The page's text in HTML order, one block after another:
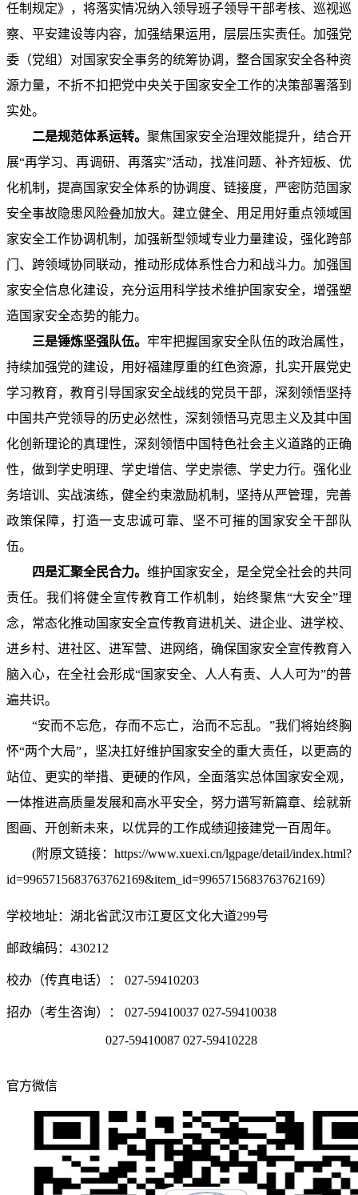
任制规定》，将落实情况纳入领导班子领导干部考核、巡视巡
察、平安建设等内容，加强结果运用，层层压实责任。加强党
委（党组）对国家安全事务的统筹协调，整合国家安全各种资
源力量，不折不扣把党中央关于国家安全工作的决策部署落到
实处。
二是规范体系运转。 聚焦国家安全治理效能提升，结合开
展“再学习、再调研、再落实”活动，找准问题、补齐短板、优
化机制，提高国家安全体系的协调度、链接度，严密防范国家
安全事故隐患风险叠加放大。建立健全、用足用好重点领域国
家安全工作协调机制，加强新型领域专业力量建设，强化跨部
门、跨领域协同联动，推动形成体系性合力和战斗力。加强国
家安全信息化建设，充分运用科学技术维护国家安全，增强塑
造国家安全态势的能力。
三是锤炼坚强队伍。 牢牢把握国家安全队伍的政治属性，
持续加强党的建设，用好福建厚重的红色资源，扎实开展党史
学习教育，教育引导国家安全战线的党员干部，深刻领悟坚持
中国共产党领导的历史必然性，深刻领悟马克思主义及其中国
化创新理论的真理性，深刻领悟中国特色社会主义道路的正确
性，做到学史明理、学史增信、学史崇德、学史力行。强化业
务培训、实战演练，健全约束激励机制，坚持从严管理，完善
政策保障，打造一支忠诚可靠、坚不可摧的国家安全干部队
伍。
四是汇聚全民合力。 维护国家安全，是全党全社会的共同
责任。我们将健全宣传教育工作机制，始终聚焦“大安全”理
念，常态化推动国家安全宣传教育进机关、进企业、进学校、
进乡村、进社区、进军营、进网络，确保国家安全宣传教育入
脑入心，在全社会形成“国家安全、人人有责、人人可为”的普
遍共识。
“安而不忘危，存而不忘亡，治而不忘乱。”我们将始终胸
怀“两个大局”，坚决扛好维护国家安全的重大责任，以更高的
站位、更实的举措、更硬的作风，全面落实总体国家安全观，
一体推进高质量发展和高水平安全，努力谱写新篇章、绘就新
图画、开创新未来，以优异的工作成绩迎接建党一百周年。
(附原文链接：https://www.xuexi.cn/lgpage/detail/index.html?
id=9965715683763762169&item_id=9965715683763762169）
学校地址：湖北省武汉市江夏区文化大道299号
邮政编码：430212
校办（传真电话）： 027-59410203
招办（考生咨询）： 027-59410037 027-59410038
027-59410087 027-59410228
官方微信